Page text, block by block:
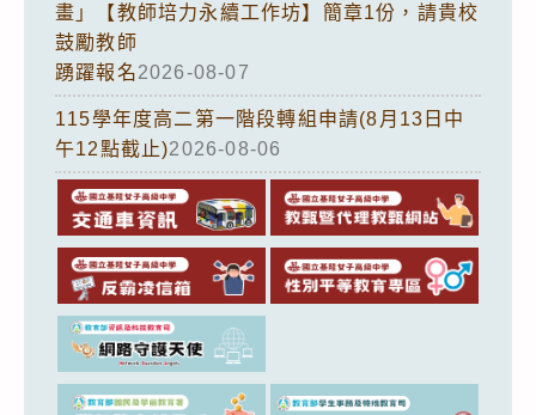
畫」【教師培力永續工作坊】簡章1份，請貴校
鼓勵教師
踴躍報名2026-08-07
115學年度高二第一階段轉組申請(8月13日中
午12點截止)2026-08-06